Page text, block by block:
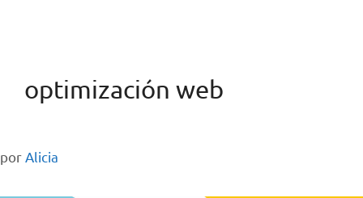
optimización web
por Alicia